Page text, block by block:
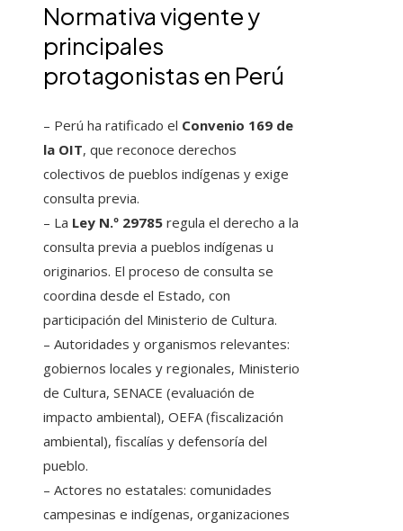
Normativa vigente y
principales
protagonistas en Perú
– Perú ha ratificado el Convenio 169 de
la OIT, que reconoce derechos
colectivos de pueblos indígenas y exige
consulta previa.
– La Ley N.º 29785 regula el derecho a la
consulta previa a pueblos indígenas u
originarios. El proceso de consulta se
coordina desde el Estado, con
participación del Ministerio de Cultura.
– Autoridades y organismos relevantes:
gobiernos locales y regionales, Ministerio
de Cultura, SENACE (evaluación de
impacto ambiental), OEFA (fiscalización
ambiental), fiscalías y defensoría del
pueblo.
– Actores no estatales: comunidades
campesinas e indígenas, organizaciones